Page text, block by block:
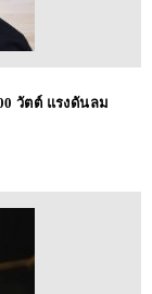
วัตต์ แรงดันลม